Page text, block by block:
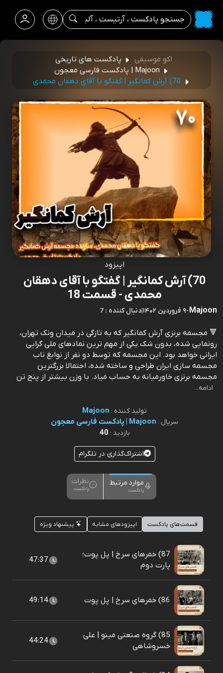
اکو موسیقی
پادکست های تاریخی
Majoon | پادکست فارسی معجون
70) آرش کمانگیر | گفتگو با آقای دهقان محمدی
اپیزود
70) آرش کمانگیر | گفتگو با آقای دهقان
محمدی - قسمت 18
Majoon
-۹ فروردین ۱۴۰۲ |7 : دنبال کننده
🔻 مجسمه برنزی آرش کمانگیر که به تازگی در میدان ونک تهران،
رونمایی شده، بدون شک یکی از مهم ترین نمادهای ملی گرایی
ایرانی خواهد بود. این مجسمه که توسط دو نفر از نوابغ ناب
مجسمه سازی ایران طراحی و ساخته شده، احتمالا بزرگترین
مجسمه برنزی خاورمیانه به حساب میاد. با وزن بیشتر از پنج تن
ادامه...
تولید کننده : Majoon
سریال : Majoon | پادکست فارسی معجون
بازدید : 40
اشتراک‌گذاری در تلگرام
موارد مرتبط
پادکست
نظرات
پادکست
قسمت‌های پادکست اپیزودهای مشابه پیشنهاد ویژه
87) خمرهای سرخ | پل پوت؛
پارت دوم
47:37
86) خمرهای سرخ | پل پوت 49:14
85) گروه صنعتی مینو | علی
خسروشاهی
44:24